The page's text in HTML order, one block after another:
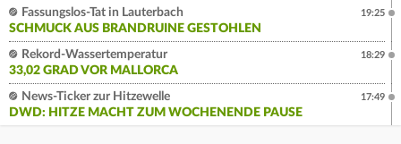
Fassungslos-Tat in Lauterbach
SCHMUCK AUS BRANDRUINE GESTOHLEN
19:25
Rekord-Wassertemperatur
33,02 GRAD VOR MALLORCA
18:29
News-Ticker zur Hitzewelle
DWD: HITZE MACHT ZUM WOCHENENDE PAUSE
17:49